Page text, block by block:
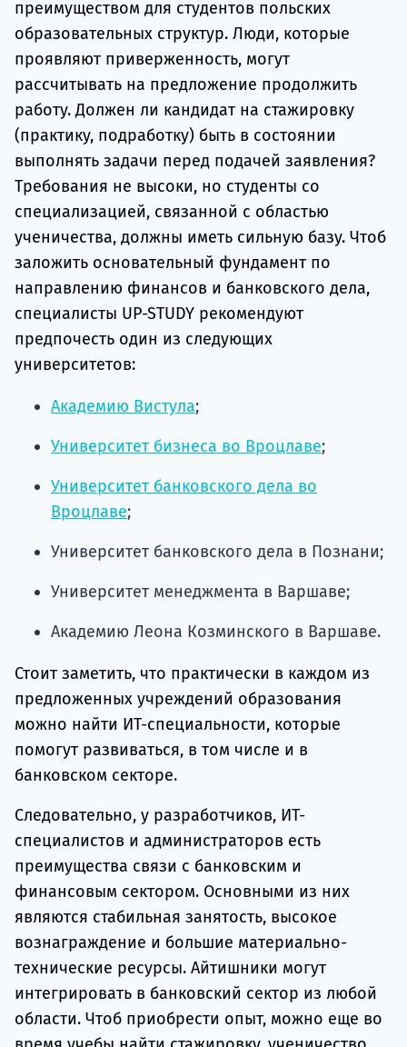
преимуществом для студентов польских
образовательных структур. Люди, которые
проявляют приверженность, могут
рассчитывать на предложение продолжить
работу. Должен ли кандидат на стажировку
(практику, подработку) быть в состоянии
выполнять задачи перед подачей заявления?
Требования не высоки, но студенты со
специализацией, связанной с областью
ученичества, должны иметь сильную базу. Чтоб
заложить основательный фундамент по
направлению финансов и банковского дела,
специалисты UP-STUDY рекомендуют
предпочесть один из следующих
университетов:
Академию Вистула;
Университет бизнеса во Вроцлаве;
Университет банковского дела во
Вроцлаве;
Университет банковского дела в Познани;
Университет менеджмента в Варшаве;
Академию Леона Козминского в Варшаве.
Стоит заметить, что практически в каждом из
предложенных учреждений образования
можно найти ИТ-специальности, которые
помогут развиваться, в том числе и в
банковском секторе.
Следовательно, у разработчиков, ИТ-
специалистов и администраторов есть
преимущества связи с банковским и
финансовым сектором. Основными из них
являются стабильная занятость, высокое
вознаграждение и большие материально-
технические ресурсы. Айтишники могут
интегрировать в банковский сектор из любой
области. Чтоб приобрести опыт, можно еще во